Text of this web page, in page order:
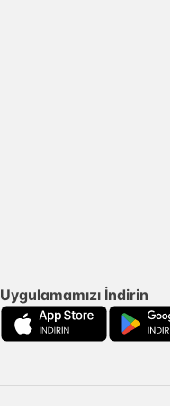
Uygulamamızı İndirin